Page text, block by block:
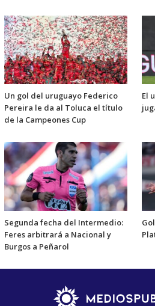
Un gol del uruguayo Federico
Pereira le da al Toluca el título
de la Campeones Cup
El
Segunda fecha del Intermedio:
Feres arbitrará a Nacional y
Burgos a Peñarol